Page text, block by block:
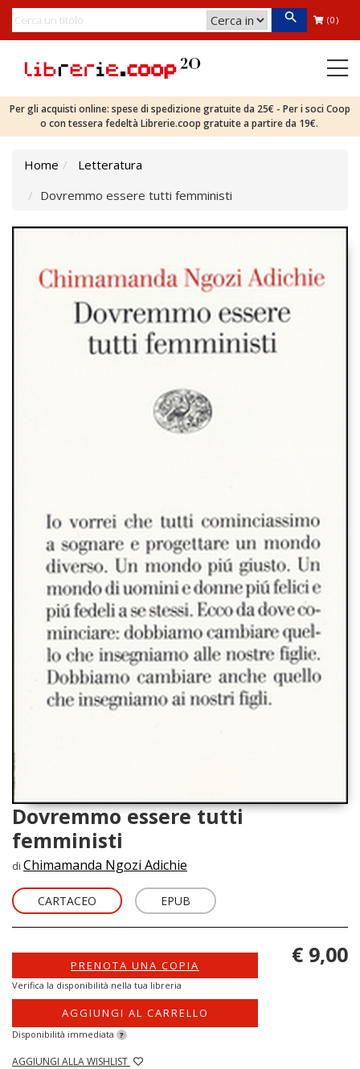
(0)
Per gli acquisti online: spese di spedizione gratuite da 25€ - Per i soci Coop
o con tessera fedeltà Librerie.coop gratuite a partire da 19€.
Home
Letteratura
Dovremmo essere tutti femministi
Dovremmo essere tutti
femministi
di Chimamanda Ngozi Adichie
CARTACEO EPUB
PRENOTA UNA COPIA
Verifica la disponibilità nella tua libreria
AGGIUNGI AL CARRELLO
Disponibilità immediata ?
AGGIUNGI ALLA WISHLIST
€ 9,00